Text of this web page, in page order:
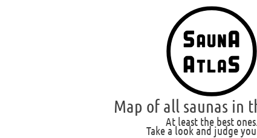
Map of all saunas in
At least the best
Take a look and judge